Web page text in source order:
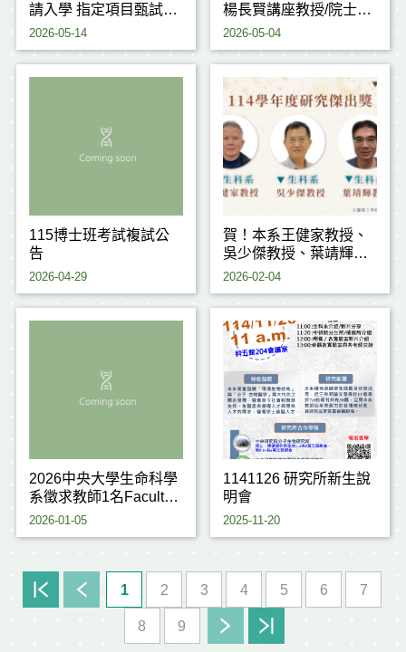
請入學 指定項目甄試注
意事項
2026-05-14
楊長賢講座教授/院士
(115.05.05)
2026-05-04
115博士班考試複試公
告
2026-04-29
賀！本系王健家教授、
吳少傑教授、葉靖輝教
授 榮獲 114學年度研究
2026-02-04
2026中央大學生命科學
系徵求教師1名Faculty
positions for Life
2026-01-05
1141126 研究所新生說
明會
2025-11-20
1 2 3 4 5 6 7
8 9